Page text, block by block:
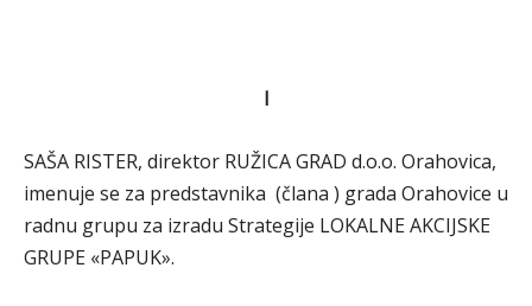
I
SAŠA RISTER, direktor RUŽICA GRAD d.o.o. Orahovica,
imenuje se za predstavnika (člana ) grada Orahovice u
radnu grupu za izradu Strategije LOKALNE AKCIJSKE
GRUPE «PAPUK».